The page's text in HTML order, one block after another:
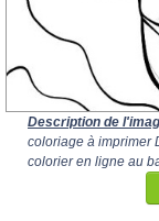
Description de
coloriage à imprimer
colorier en ligne au